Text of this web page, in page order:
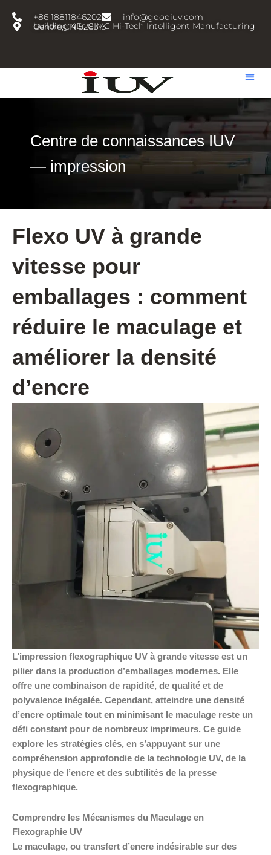
+86 18811846202
info@goodiuv.com
building 4D, CIMC Hi-Tech Intelligent Manufacturing Centre,CN 528313
Centre de connaissances IUV
— impression
Flexo UV à grande
vitesse pour
emballages : comment
réduire le maculage et
améliorer la densité
d’encre
L’impression flexographique UV à grande vitesse est un
pilier dans la production d’emballages modernes. Elle
offre une combinaison de rapidité, de qualité et de
polyvalence inégalée. Cependant, atteindre une densité
d’encre optimale tout en minimisant le maculage reste un
défi constant pour de nombreux imprimeurs. Ce guide
explore les stratégies clés, en s’appuyant sur une
compréhension approfondie de la technologie UV, de la
physique de l’encre et des subtilités de la presse
flexographique.
Comprendre les Mécanismes du Maculage en
Flexographie UV
Le maculage, ou transfert d’encre indésirable sur des